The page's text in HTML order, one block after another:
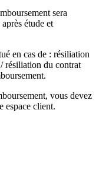
sera
étude et
en cas de : résiliation
résiliation du contrat
vous devez
espace client.